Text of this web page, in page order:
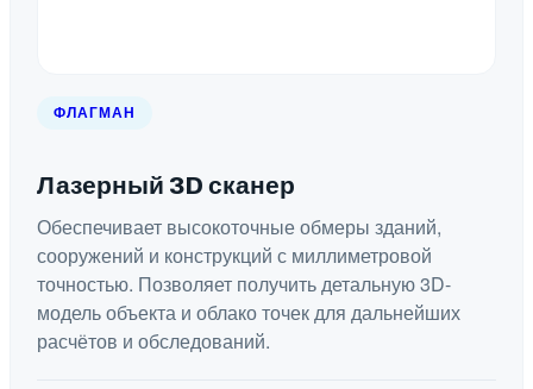
ФЛАГМАН
Лазерный 3D сканер
Обеспечивает высокоточные обмеры зданий,
сооружений и конструкций с миллиметровой
точностью. Позволяет получить детальную 3D-
модель объекта и облако точек для дальнейших
расчётов и обследований.